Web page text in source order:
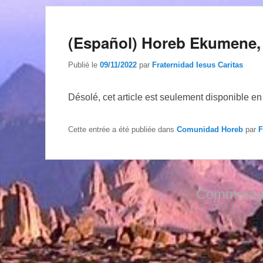
(Español) Horeb
Publié le 09/11/2022 par Fraternidad Iesus Caritas
Désolé, cet article est seulement disponible en
Cette entrée a été publiée dans Comunidad Horeb par